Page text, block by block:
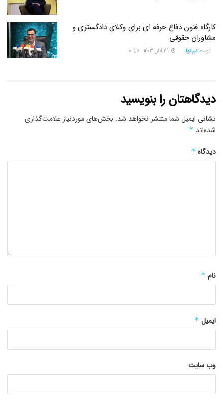
کارگاه فنون دفاع حرفه ای برای وکلای دادگستری و
مشاوران حقوقی
توسط نیرتوا
دیدگاهتان را بنویسید
نشانی ایمیل شما منتشر نخواهد شد. بخش‌های موردنیاز علامت‌گذاری
شده‌اند *
دیدگاه *
نام *
ایمیل *
وب‌ سایت